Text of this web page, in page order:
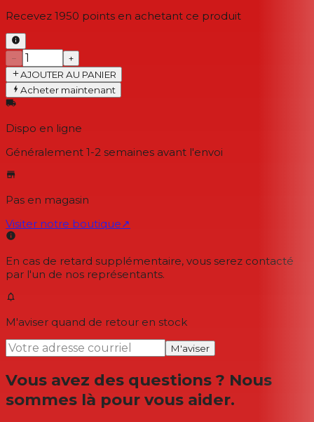
Recevez 1950 points en achetant ce produit
−
+
AJOUTER AU PANIER
Acheter maintenant
Dispo en ligne
Généralement 1-2 semaines avant l'envoi
Pas en magasin
Visiter notre boutique↗
En cas de retard supplémentaire, vous serez contacté
par l'un de nos représentants.
M'aviser quand de retour en stock
M'aviser
Vous avez des questions ? Nous
sommes là pour vous aider.